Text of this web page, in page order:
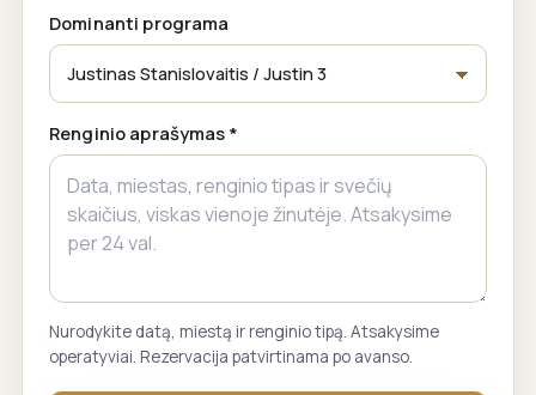
Dominanti programa
Renginio aprašymas *
Nurodykite datą, miestą ir renginio tipą. Atsakysime
operatyviai. Rezervacija patvirtinama po avanso.